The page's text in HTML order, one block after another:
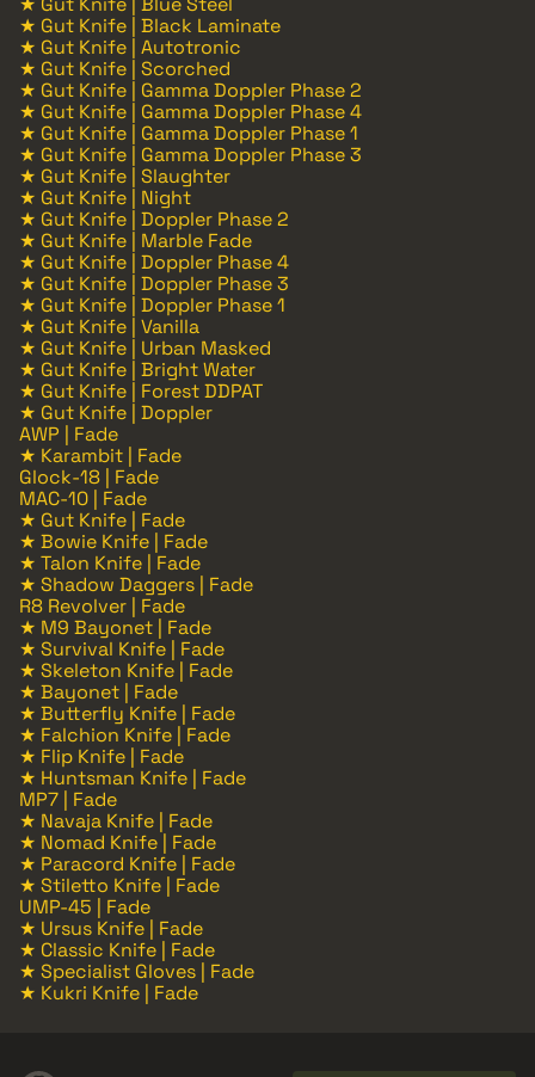
★ Gut Knife | Black Laminate
★ Gut Knife | Autotronic
★ Gut Knife | Scorched
★ Gut Knife | Gamma Doppler Phase 2
★ Gut Knife | Gamma Doppler Phase 4
★ Gut Knife | Gamma Doppler Phase 1
★ Gut Knife | Gamma Doppler Phase 3
★ Gut Knife | Slaughter
★ Gut Knife | Night
★ Gut Knife | Doppler Phase 2
★ Gut Knife | Marble Fade
★ Gut Knife | Doppler Phase 4
★ Gut Knife | Doppler Phase 3
★ Gut Knife | Doppler Phase 1
★ Gut Knife | Vanilla
★ Gut Knife | Urban Masked
★ Gut Knife | Bright Water
★ Gut Knife | Forest DDPAT
★ Gut Knife | Doppler
AWP | Fade
★ Karambit | Fade
Glock-18 | Fade
MAC-10 | Fade
★ Gut Knife | Fade
★ Bowie Knife | Fade
★ Talon Knife | Fade
★ Shadow Daggers | Fade
R8 Revolver | Fade
★ M9 Bayonet | Fade
★ Survival Knife | Fade
★ Skeleton Knife | Fade
★ Bayonet | Fade
★ Butterfly Knife | Fade
★ Falchion Knife | Fade
★ Flip Knife | Fade
★ Huntsman Knife | Fade
MP7 | Fade
★ Navaja Knife | Fade
★ Nomad Knife | Fade
★ Paracord Knife | Fade
★ Stiletto Knife | Fade
UMP-45 | Fade
★ Ursus Knife | Fade
★ Classic Knife | Fade
★ Specialist Gloves | Fade
★ Kukri Knife | Fade